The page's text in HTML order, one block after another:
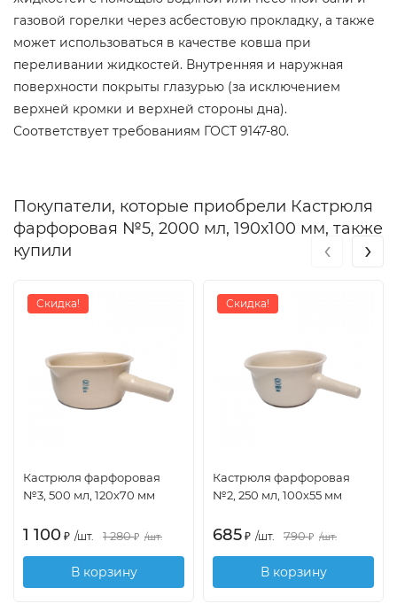
газовой горелки через асбестовую прокладку, а также
может использоваться в качестве ковша при
переливании жидкостей. Внутренняя и наружная
поверхности покрыты глазурью (за исключением
верхней кромки и верхней стороны дна).
Соответствует требованиям ГОСТ 9147-80.
Покупатели, которые приобрели Кастрюля
фарфоровая №5, 2000 мл, 190х100 мм, также
купили
Скидка!
Кастрюля фарфоровая
№3, 500 мл, 120х70 мм
1 100 ₽ /шт. 1 280 ₽ /шт.
В корзину
Скидка!
Кастрюля фарфоровая
№2, 250 мл, 100х55 мм
685 ₽ /шт. 790 ₽ /шт.
В корзину
‹ ›